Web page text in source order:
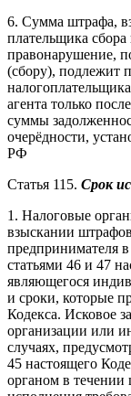
6. Сумма штрафа,
плательщика сбора
правонарушение,
(сбору), подлежит
агента только
суммы
очерёдности,
РФ
Статья 115. Срок
1. Налоговые
взыскании
предпринимателя
статьями 46 и 47
являющегося
и сроки, которые
Кодекса. Исковое
организации или
случаях,
45 настоящего
органом в течении